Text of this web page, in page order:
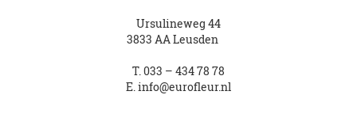
Ursulineweg 44
3833 AA Leusden
T.033 – 434 78 78
E.info@eurofleur.nl